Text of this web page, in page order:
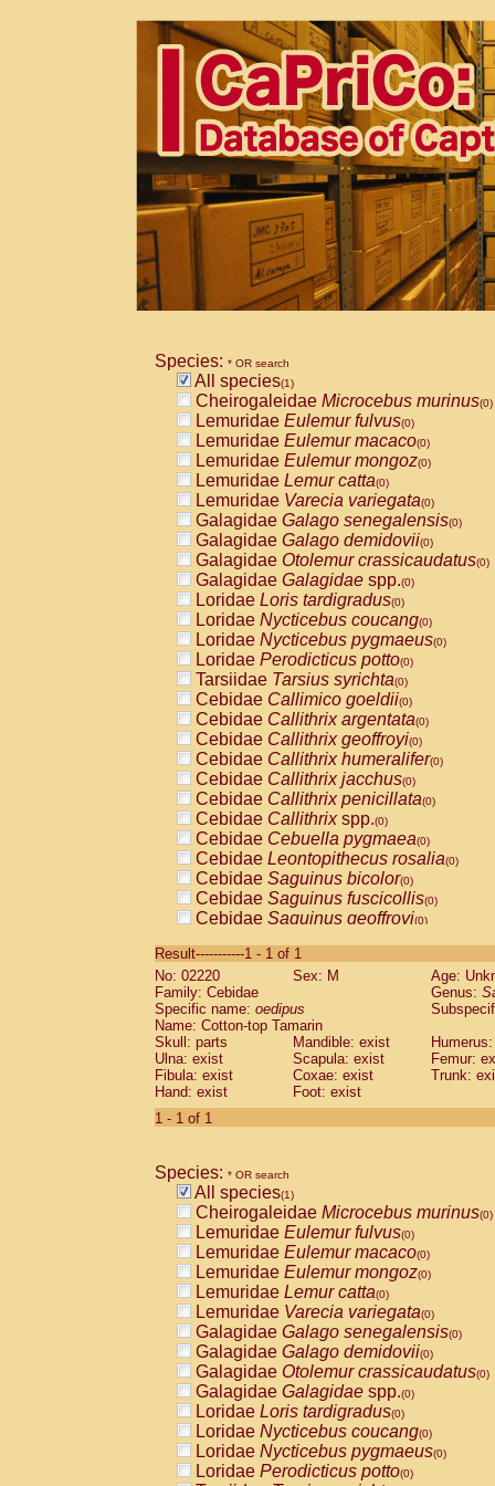
Species: * OR search
All species(1)
Cheirogaleidae Microcebus murinus(0)
Lemuridae Eulemur fulvus(0)
Lemuridae Eulemur macaco(0)
Lemuridae Eulemur mongoz(0)
Lemuridae Lemur catta(0)
Lemuridae Varecia variegata(0)
Galagidae Galago senegalensis(0)
Galagidae Galago demidovii(0)
Galagidae Otolemur crassicaudatus(0)
Galagidae Galagidae spp.(0)
Loridae Loris tardigradus(0)
Loridae Nycticebus coucang(0)
Loridae Nycticebus pygmaeus(0)
Loridae Perodicticus potto(0)
Tarsiidae Tarsius syrichta(0)
Cebidae Callimico goeldii(0)
Cebidae Callithrix argentata(0)
Cebidae Callithrix geoffroyi(0)
Cebidae Callithrix humeralifer(0)
Cebidae Callithrix jacchus(0)
Cebidae Callithrix penicillata(0)
Cebidae Callithrixspp.(0)
Cebidae Cebuella pygmaea(0)
Cebidae Leontopithecus rosalia(0)
Cebidae Saguinus bicolor(0)
Cebidae Saguinus fuscicollis(0)
Cebidae Saguinus geoffroyi(0)
CebidaeSaguinus labiatus(0)
Cebidae Saguinus leucopus (0)
Cebidae
CebidaeSaguinus mystax
Cebidae Saguinus nigricollis (0)
Cebidae Saguinus oedipus
Cebidae Saguinus weddelli
Cebidae Saguinusspp.
Cebidae
CebidaeCebus capucinus
CebidaeCebus nigrivittatus
CebidaeCebus spp.(0)
CebidaeSaimiri boliviensis(0)
CebidaeSaimiri sciureus(0)
AtelidaeAlouatta caraya(0)
AtelidaeAlouatta fusca(0)
AtelidaeAlouatta seniculus(0)
AtelidaeAlouattaspp.(0)
AtelidaeAteles belzebuth(0)
AtelidaeAteles geoffroyi(0)
AtelidaeAteles paniscus(0)
AtelidaeAtelesspp.(0)
AtelidaeLagothrix lagothricha(0)
AtelidaeLagothrix lagothricha cana
PitheciidaeCacajao calvus
Result-----------1 - 1 of 1
No: 02220
Sex: M
Age:
Family: Cebidae
Genus:
Specific name: oedipus
Name: Cotton-top Tamarin
Skull: parts
Mandible: exist
Ulna: exist
Scapula: exist
Femur:
Fibula: exist
Coxae: exist
Trunk:
Hand: exist
Foot: exist
1 - 1 of 1
Species: * OR search
All species(1)
Cheirogaleidae Microcebus murinus(0)
Lemuridae Eulemur fulvus(0)
Lemuridae Eulemur macaco(0)
Lemuridae Eulemur mongoz(0)
Lemuridae Lemur catta(0)
Lemuridae Varecia variegata(0)
Galagidae Galago senegalensis(0)
Galagidae Galago demidovii(0)
Galagidae Otolemur crassicaudatus(0)
Galagidae Galagidae spp.(0)
Loridae Loris tardigradus(0)
Loridae Nycticebus coucang(0)
Loridae Nycticebus pygmaeus(0)
Loridae Perodicticus potto(0)